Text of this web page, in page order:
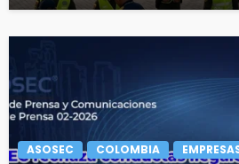
ASOSEC COLOMBIA